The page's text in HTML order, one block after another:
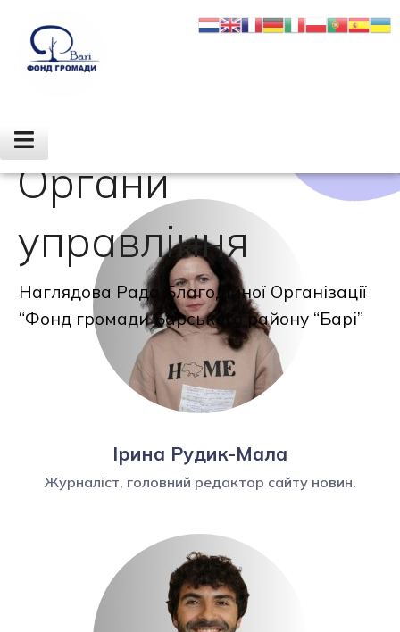
Органи
управління
Наглядова Рада Благодійної Організації
“Фонд громади Барського району “Барі”
Ірина Рудик-Мала
Журналіст, головний редактор сайту новин.